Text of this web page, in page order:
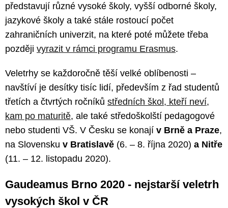
představují různé vysoké školy, vyšší odborné školy,
jazykové školy a také stále rostoucí počet
zahraničních univerzit, na které poté můžete třeba
později vyrazit v rámci programu Erasmus.
Veletrhy se každoročně těší velké oblíbenosti –
navštíví je desítky tisíc lidí, především z řad studentů
třetích a čtvrtých ročníků středních škol, kteří neví,
kam po maturitě, ale také středoškolští pedagogové
nebo studenti VŠ. V Česku se konají v Brně a Praze,
na Slovensku v Bratislavě (6. – 8. října 2020) a Nitře
(11. – 12. listopadu 2020).
Gaudeamus Brno 2020 - nejstarší veletrh
vysokých škol v ČR